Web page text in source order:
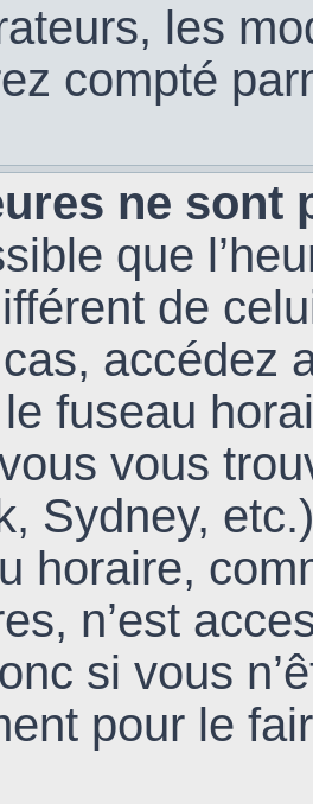
les
compté
ne sont
que
de
accédez
fuseau
vous
Sydney,
horaire,
n’est
si vous
pour le